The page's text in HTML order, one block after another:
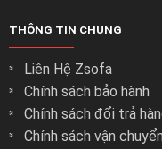
THÔNG TIN CHUNG
Liên Hệ Zsofa
Chính sách bảo hành
Chính sách đổi trả
Chính sách vận chuyển